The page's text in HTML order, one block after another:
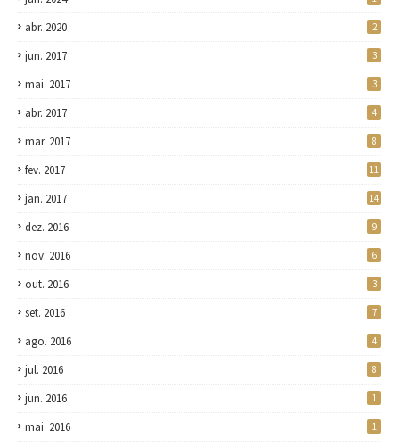
abr. 2020 2
jun. 2017 3
mai. 2017 3
abr. 2017 4
mar. 2017 8
fev. 2017 11
jan. 2017 14
dez. 2016 9
nov. 2016 6
out. 2016 3
set. 2016 7
ago. 2016 4
jul. 2016 8
jun. 2016 1
mai. 2016 1